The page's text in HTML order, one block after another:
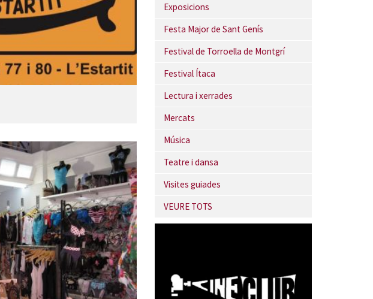
Exposicions
Festa Major de Sant Genís
Festival de Torroella de Montgrí
Festival Ítaca
Lectura i xerrades
Mercats
Música
Teatre i dansa
Visites guiades
VEURE TOTS